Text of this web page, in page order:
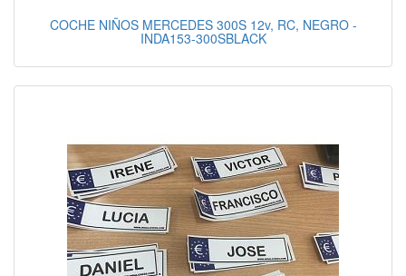
COCHE NIÑOS MERCEDES 300S 12v, RC, NEGRO -
INDA153-300SBLACK